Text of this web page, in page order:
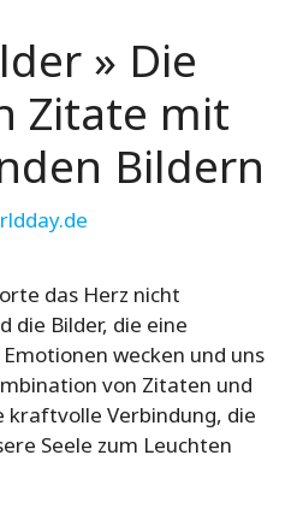
» Die
Zitate mit
Bildern
das Herz nicht
die Bilder, die eine
wecken und uns
von Zitaten und
kraftvolle Verbindung, die
Seele zum Leuchten